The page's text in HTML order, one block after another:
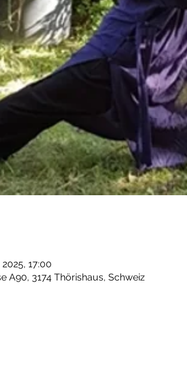
17:00
A90, 3174 Thörishaus, Schweiz